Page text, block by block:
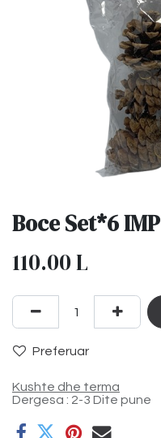
Boce Set*6 IMP
110.00L
Preferuar
Kushte dhe terma
Dergesa : 2-3 Dite pune